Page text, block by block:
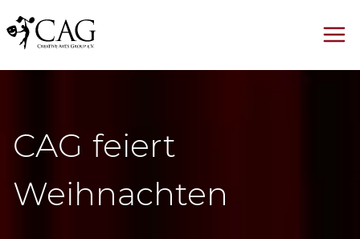
CAG feiert
Weihnachten